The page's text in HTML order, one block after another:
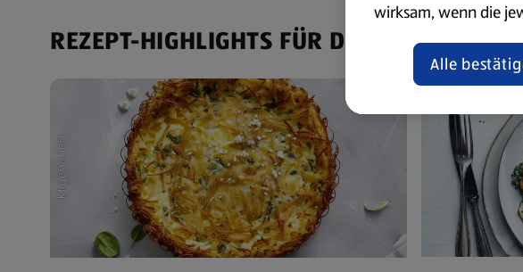
REZEPT-HIGHLIGHTS FÜR DICH
wirksam, wenn die
aktualisiert oder
Übersicht der
Alle